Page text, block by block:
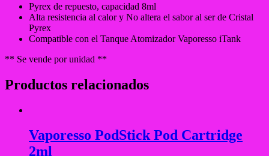
Pyrex de repuesto, capacidad 8ml
Alta resistencia al calor y No altera el sabor al ser de Cristal
Pyrex
Compatible con el Tanque Atomizador Vaporesso iTank
** Se vende por unidad **
Productos relacionados
Vaporesso PodStick Pod Cartridge
2ml